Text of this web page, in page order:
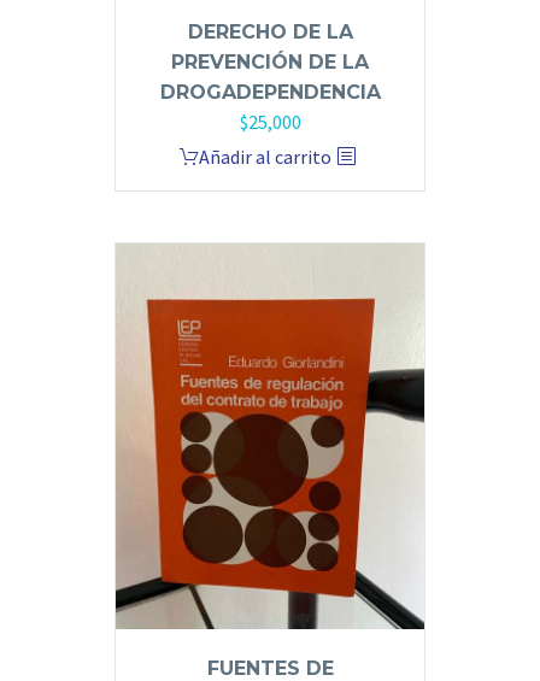
DERECHO DE LA
PREVENCIÓN DE LA
DROGADEPENDENCIA
$25,000
Añadir al carrito
FUENTES DE